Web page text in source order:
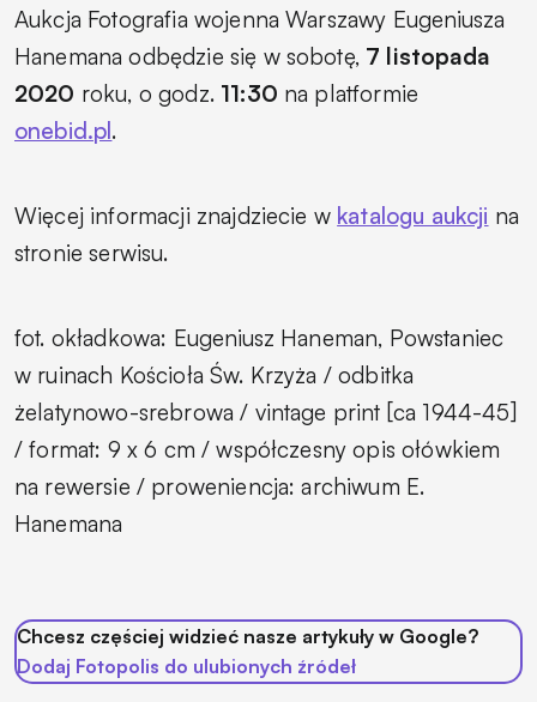
Aukcja Fotografia wojenna Warszawy Eugeniusza
Hanemana odbędzie się w sobotę, 7 listopada
2020 roku, o godz. 11:30 na platformie
onebid.pl.
Więcej informacji znajdziecie w katalogu aukcji na
stronie serwisu.
fot. okładkowa: Eugeniusz Haneman, Powstaniec
w ruinach Kościoła Św. Krzyża / odbitka
żelatynowo-srebrowa / vintage print [ca 1944-45]
/ format: 9 x 6 cm / współczesny opis ołówkiem
na rewersie / proweniencja: archiwum E.
Hanemana
Chcesz częściej widzieć nasze artykuły w Google?
Dodaj Fotopolis do ulubionych źródeł